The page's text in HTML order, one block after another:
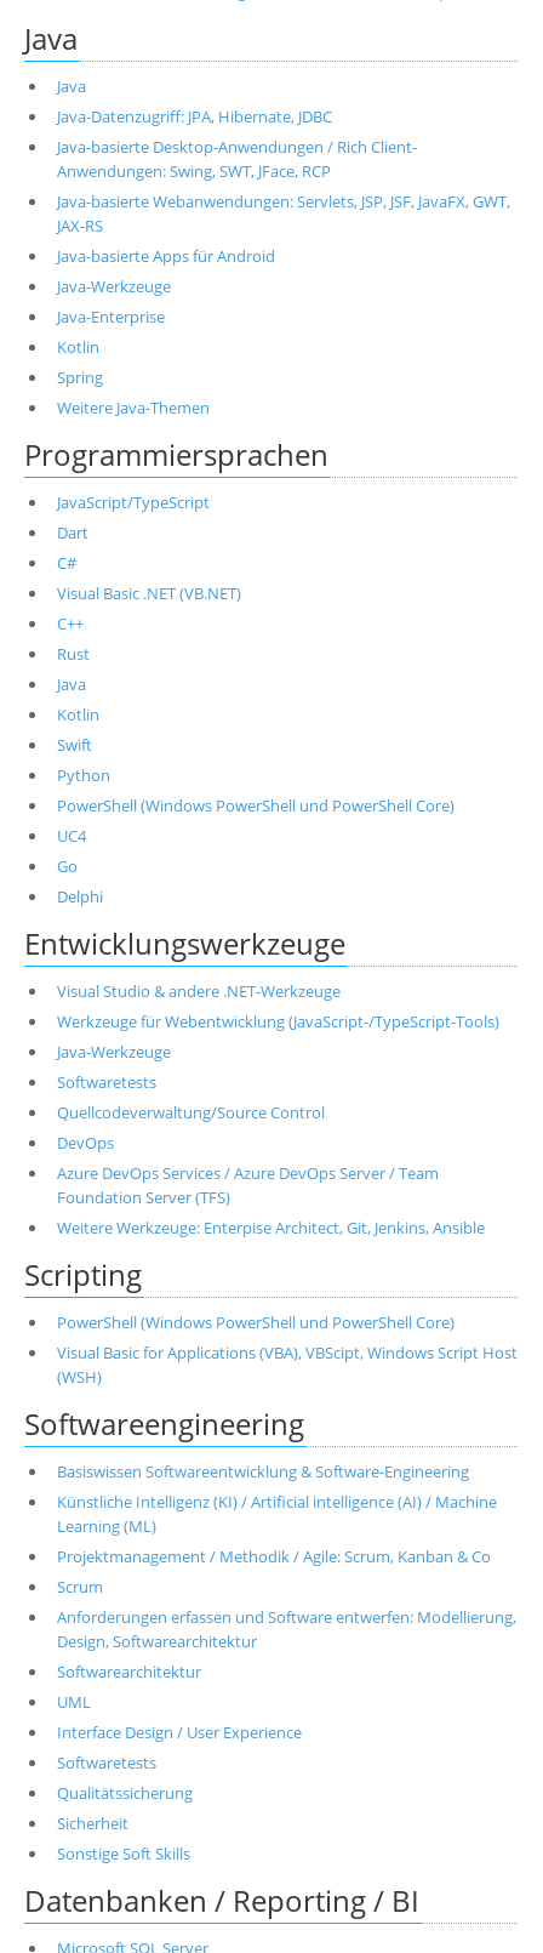
Java
Java
Java-Datenzugriff: JPA, Hibernate, JDBC
Java-basierte Desktop-Anwendungen / Rich Client-
Anwendungen: Swing, SWT, JFace, RCP
Java-basierte Webanwendungen: Servlets, JSP, JSF, JavaFX, GWT,
JAX-RS
Java-basierte Apps für Android
Java-Werkzeuge
Java-Enterprise
Kotlin
Spring
Weitere Java-Themen
Programmiersprachen
JavaScript/TypeScript
Dart
C#
Visual Basic .NET (VB.NET)
C++
Rust
Java
Kotlin
Swift
Python
PowerShell (Windows PowerShell und PowerShell Core)
UC4
Go
Delphi
Entwicklungswerkzeuge
Visual Studio & andere .NET-Werkzeuge
Werkzeuge für Webentwicklung (JavaScript-/TypeScript-Tools)
Java-Werkzeuge
Softwaretests
Quellcodeverwaltung/Source Control
DevOps
Azure DevOps Services / Azure DevOps Server / Team
Foundation Server (TFS)
Weitere Werkzeuge: Enterpise Architect, Git, Jenkins, Ansible
Scripting
PowerShell (Windows PowerShell und PowerShell Core)
Visual Basic for Applications (VBA), VBScipt, Windows Script Host
(WSH)
Softwareengineering
Basiswissen Softwareentwicklung & Software-Engineering
Künstliche Intelligenz (KI) / Artificial intelligence (AI) / Machine
Learning (ML)
Projektmanagement / Methodik / Agile: Scrum, Kanban & Co
Scrum
Anforderungen erfassen und Software entwerfen: Modellierung,
Design, Softwarearchitektur
Softwarearchitektur
UML
Interface Design / User Experience
Softwaretests
Qualitätssicherung
Sicherheit
Sonstige Soft Skills
Datenbanken / Reporting / BI
Microsoft SQL Server